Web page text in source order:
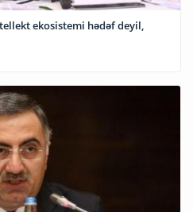
ekosistemi hədəf deyil,